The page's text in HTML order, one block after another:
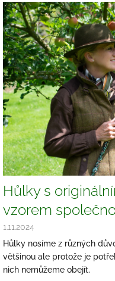
V
ý
p
i
s
č
l
á
n
k
ů
Hůlky s
vzorem
1.11.2024
Hůlky nosíme z různých
většinou ale protože je
nich nemůžeme obejít.